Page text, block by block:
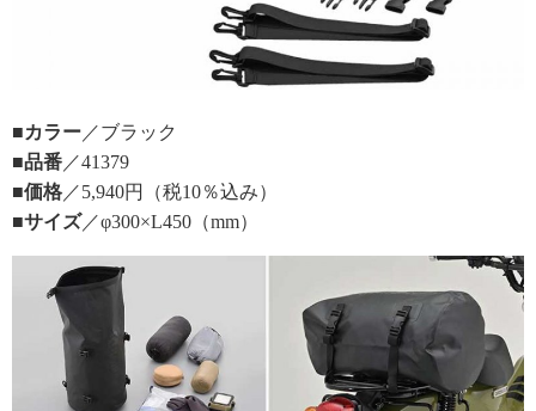
■カラー ／ブラック
■品番 ／41379
■価格 ／5,940円（税10％込み）
■サイズ／φ300×L450（mm）